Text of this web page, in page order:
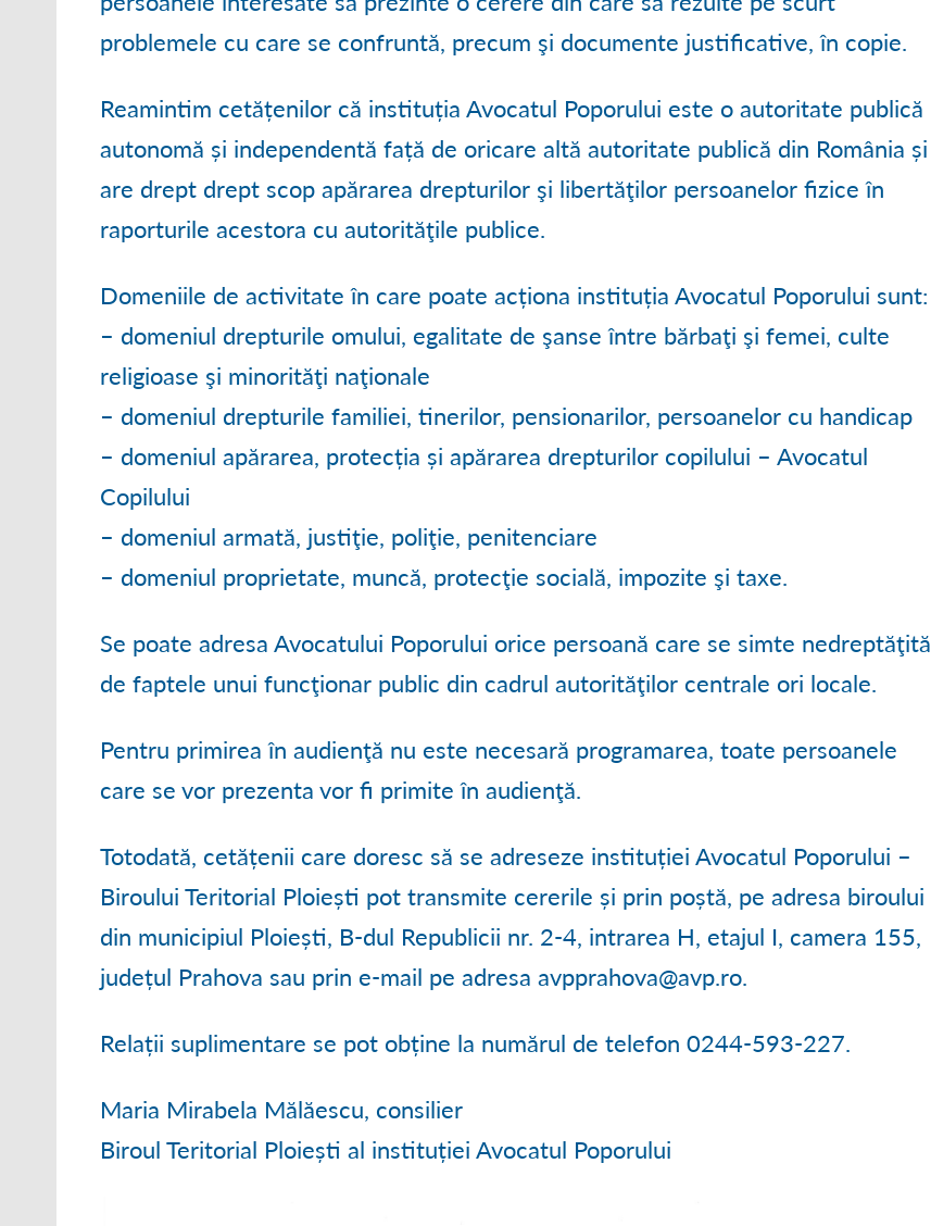
problemele cu care se confruntă, precum şi documente justificative, în copie.
Reamintim cetățenilor că instituția Avocatul Poporului este o autoritate publică
autonomă și independentă față de oricare altă autoritate publică din România și
are drept drept scop apărarea drepturilor şi libertăţilor persoanelor fizice în
raporturile acestora cu autorităţile publice.
Domeniile de activitate în care poate acționa instituția Avocatul Poporului sunt:
– domeniul drepturile omului, egalitate de şanse între bărbaţi şi femei, culte
religioase şi minorităţi naţionale
– domeniul drepturile familiei, tinerilor, pensionarilor, persoanelor cu handicap
– domeniul apărarea, protecția și apărarea drepturilor copilului – Avocatul
Copilului
– domeniul armată, justiţie, poliţie, penitenciare
– domeniul proprietate, muncă, protecţie socială, impozite şi taxe.
Se poate adresa Avocatului Poporului orice persoană care se simte nedreptăţită
de faptele unui funcţionar public din cadrul autorităţilor centrale ori locale.
Pentru primirea în audienţă nu este necesară programarea, toate persoanele
care se vor prezenta vor fi primite în audienţă.
Totodată, cetățenii care doresc să se adreseze instituției Avocatul Poporului –
Biroului Teritorial Ploiești pot transmite cererile și prin poștă, pe adresa biroului
din municipiul Ploiești, B-dul Republicii nr. 2-4, intrarea H, etajul I, camera 155,
județul Prahova sau prin e-mail pe adresa avpprahova@avp.ro.
Relații suplimentare se pot obține la numărul de telefon 0244-593-227.
Maria Mirabela Mălăescu, consilier
Biroul Teritorial Ploiești al instituției Avocatul Poporului